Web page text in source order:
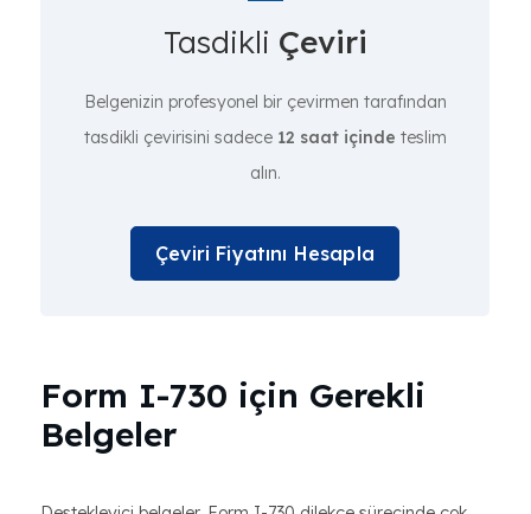
Tasdikli Çeviri
Belgenizin profesyonel bir çevirmen tarafından
tasdikli çevirisini sadece 12 saat içinde teslim
alın.
Çeviri Fiyatını Hesapla
Form I-730 için Gerekli
Belgeler